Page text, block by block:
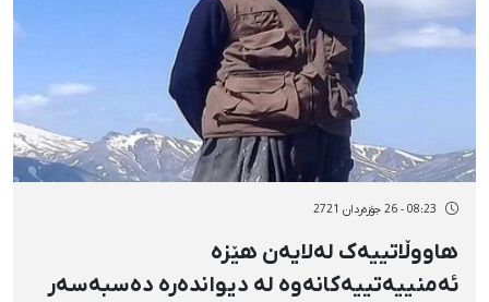
08:23 - 26 جۆزەردان 2721
هاووڵاتییەک لەلایەن هێزە
ئەمنییەتییەکانەوە لە دیواندەرە دەسبەسەر